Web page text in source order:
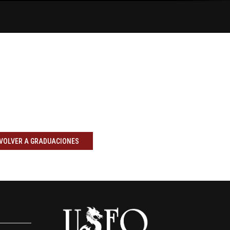
A GRADUACIONES